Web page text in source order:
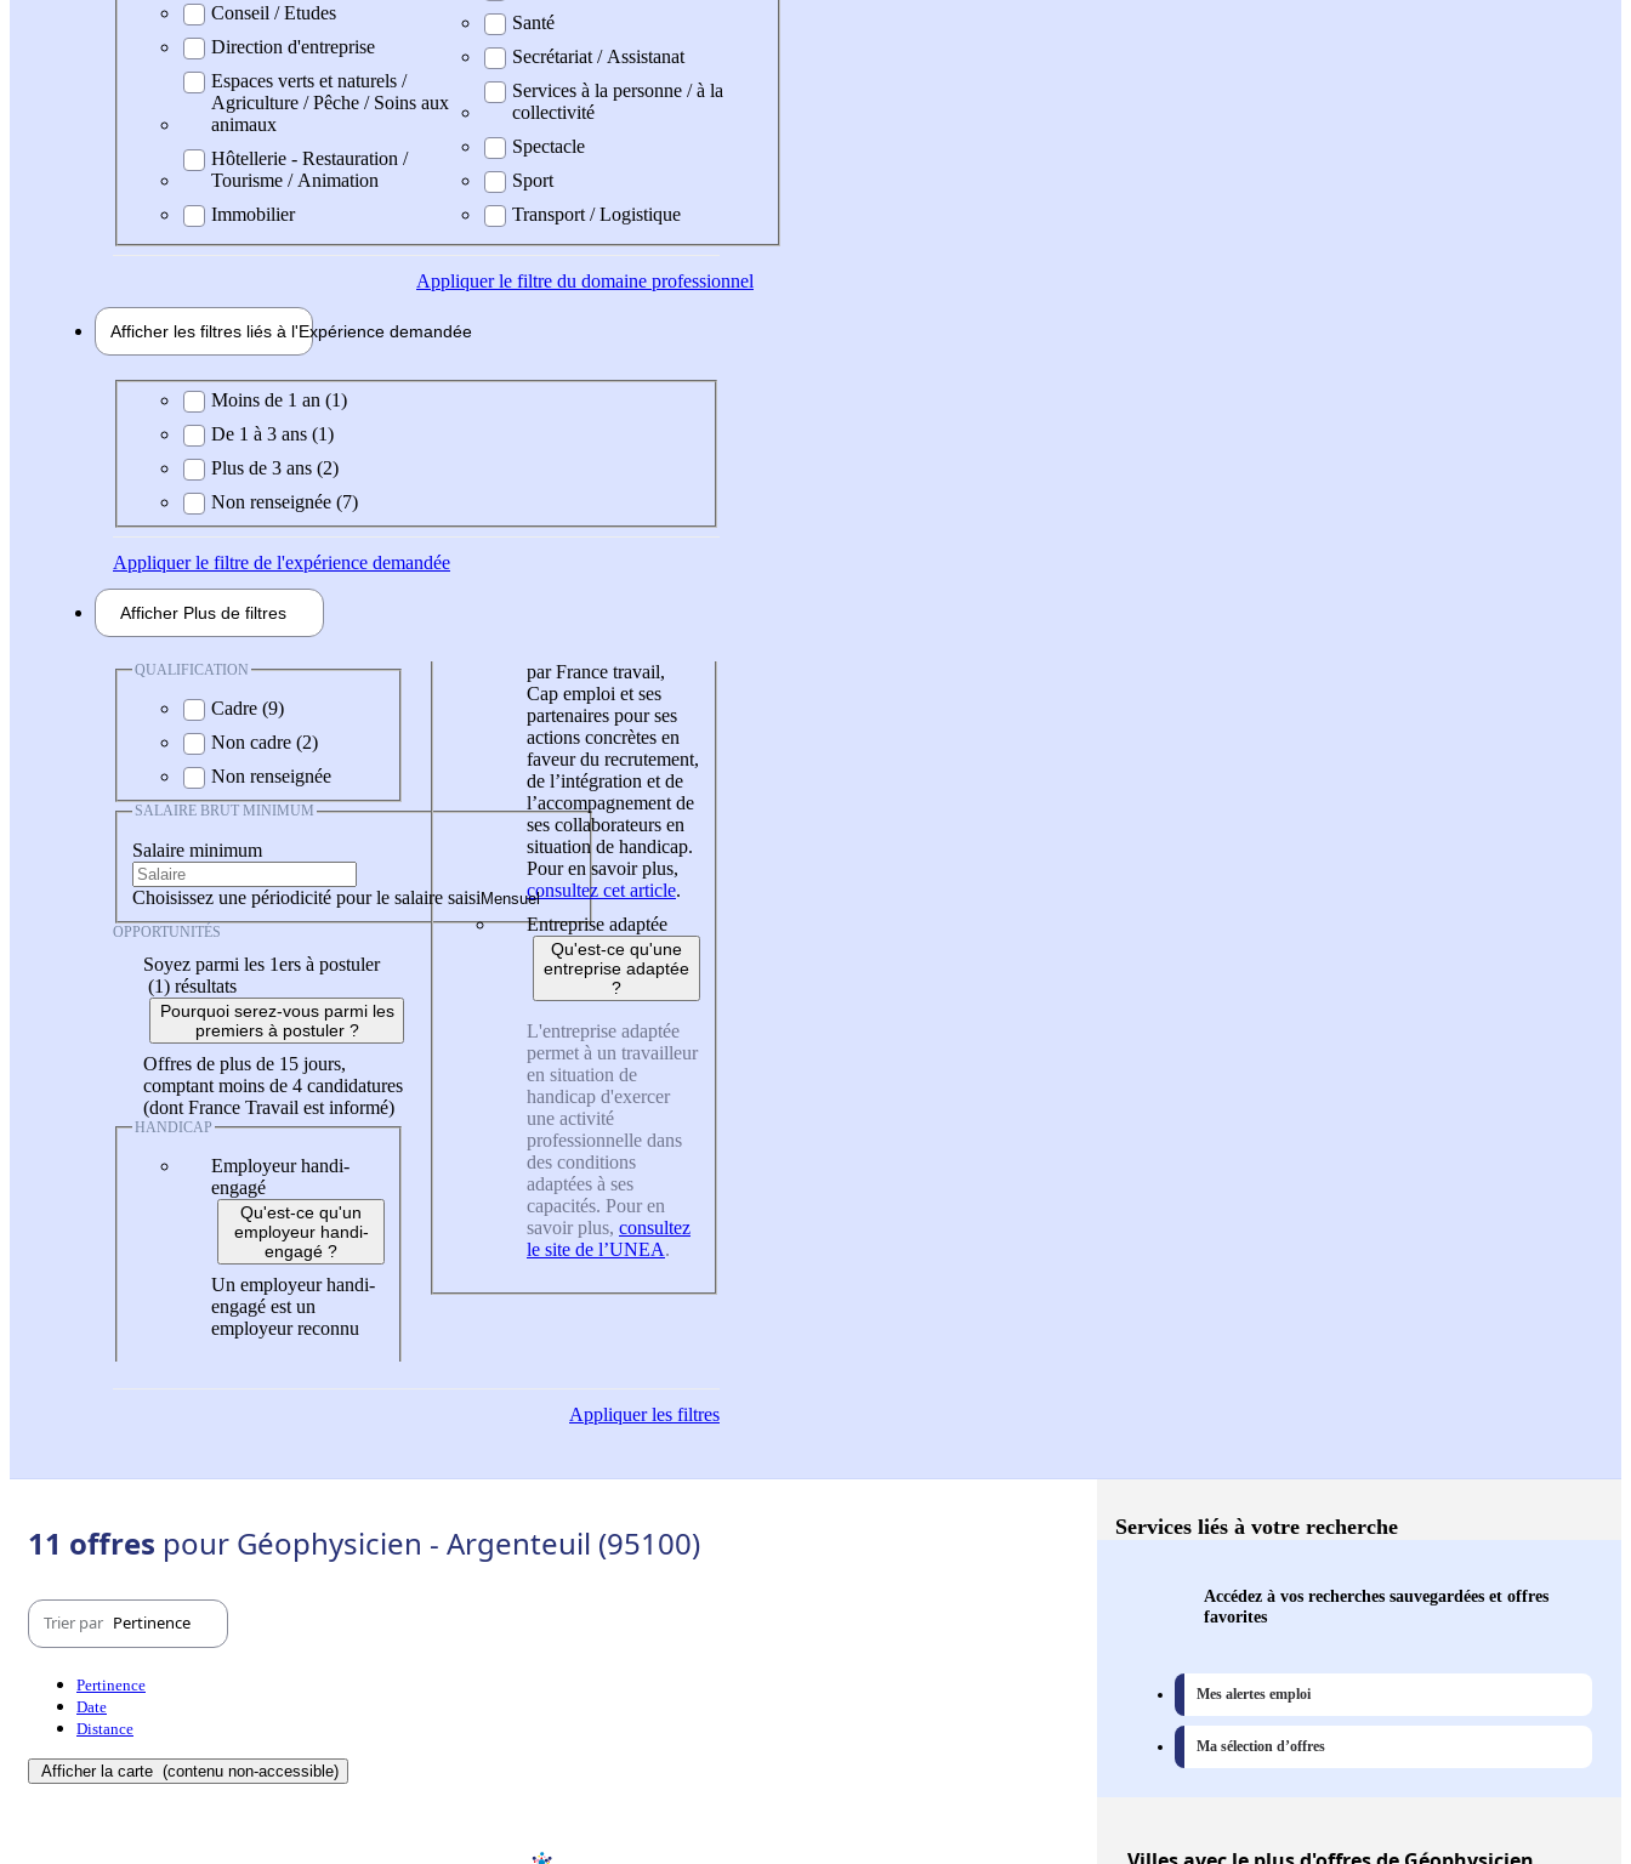
Conseil / Etudes
Direction d'entreprise
Espaces verts et naturels /
Agriculture / Pêche / Soins aux
animaux
Hôtellerie - Restauration /
Tourisme / Animation
Immobilier
Santé
Secrétariat / Assistanat
Services à la personne / à la
collectivité
Spectacle
Sport
Transport / Logistique
Appliquerle filtre du domaine professionnel
Afficher les filtres liés à l'Expérience demandée
Expérience demandée
Moins de 1 an (1)
De 1 à 3 ans (1)
Plus de 3 ans (2)
Non renseignée (7)
Appliquerle filtre de l'expérience demandée
Afficher Plus de filtres
QUALIFICATION
Cadre (9)
Non cadre (2)
Non renseignée
SALAIRE BRUT MINIMUM
Salaire minimum
Choisissez une périodicité pour le salaire saisi
OPPORTUNITÉS
Soyez parmi les 1ers à postuler
(1) résultats
Pourquoi serez-vous parmi les
premiers à postuler ?
Offres de plus de 15 jours,
comptant moins de 4 candidatures
(dont France Travail est informé)
HANDICAP
Employeur handi-
engagé
Qu'est-ce qu'un
employeur handi-
engagé ?
Un employeur handi-
engagé est un
employeur reconnu
par France travail,
Cap emploi et ses
partenaires pour ses
actions concrètes en
faveur du recrutement,
de l’intégration et de
l’accompagnement de
ses collaborateurs en
situation de handicap.
Pour en savoir plus,
consultez cet article.
Entreprise adaptée
Qu'est-ce qu'une
entreprise adaptée
?
L'entreprise adaptée
permet à un travailleur
en situation de
handicap d'exercer
une activité
professionnelle dans
des conditions
adaptées à ses
capacités. Pour en
savoir plus, consultez
le site de l’UNEA.
Appliquerles filtres
11 offres pour Géophysicien - Argenteuil (95100)
Trier par Pertinence
Pertinence
Date
Distance
Afficher la carte (contenu non-accessible)
Services liés à votre recherche
Accédez à vos recherches sauvegardées et offres
favorites
Mes alertes emploi
Ma sélection d’offres